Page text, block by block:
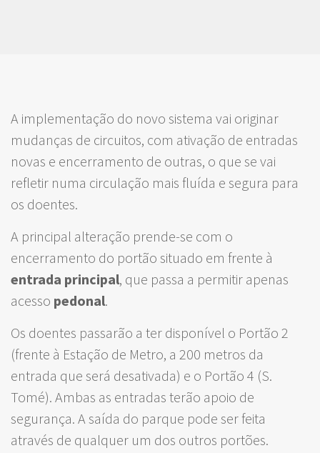
A implementação do novo sistema vai originar
mudanças de circuitos, com ativação de entradas
novas e encerramento de outras, o que se vai
refletir numa circulação mais fluída e segura para
os doentes.
A principal alteração prende-se com o
encerramento do portão situado em frente à
entrada principal, que passa a permitir apenas
acesso pedonal.
Os doentes passarão a ter disponível o Portão 2
(frente à Estação de Metro, a 200 metros da
entrada que será desativada) e o Portão 4 (S.
Tomé). Ambas as entradas terão apoio de
segurança. A saída do parque pode ser feita
através de qualquer um dos outros portões.